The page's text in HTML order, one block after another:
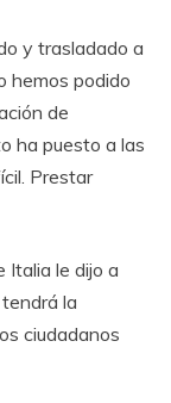
y trasladado a
hemos podido
de
ha puesto a las
Prestar
Italia le dijo a
la
ciudadanos